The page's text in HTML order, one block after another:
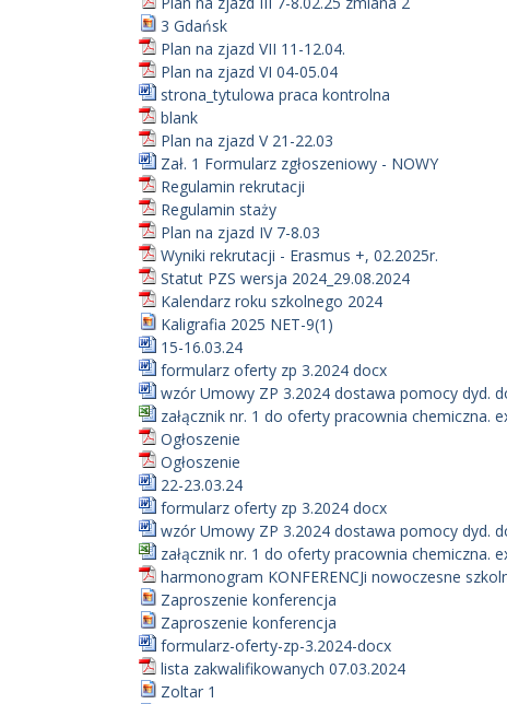
3 Gdańsk
Plan na zjazd VII 11-12.04.
Plan na zjazd VI 04-05.04
strona_tytulowa praca kontrolna
blank
Plan na zjazd V 21-22.03
Zał. 1 Formularz zgłoszeniowy - NOWY
Regulamin rekrutacji
Regulamin staży
Plan na zjazd IV 7-8.03
Wyniki rekrutacji - Erasmus +, 02.2025r.
Statut PZS wersja 2024_29.08.2024
Kalendarz roku szkolnego 2024
Kaligrafia 2025 NET-9(1)
15-16.03.24
formularz oferty zp 3.2024 docx
wzór Umowy ZP 3.2024 dostawa pomocy dyd.
załącznik nr. 1 do oferty pracownia chemiczna.
Ogłoszenie
Ogłoszenie
22-23.03.24
formularz oferty zp 3.2024 docx
wzór Umowy ZP 3.2024 dostawa pomocy dyd.
załącznik nr. 1 do oferty pracownia chemiczna.
harmonogram KONFERENCJi nowoczesne
Zaproszenie konferencja
Zaproszenie konferencja
formularz-oferty-zp-3.2024-docx
lista zakwalifikowanych 07.03.2024
Zoltar 1